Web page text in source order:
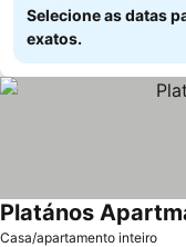
Selecione as datas
exatos.
Casa/apartamento inteiro
Platános